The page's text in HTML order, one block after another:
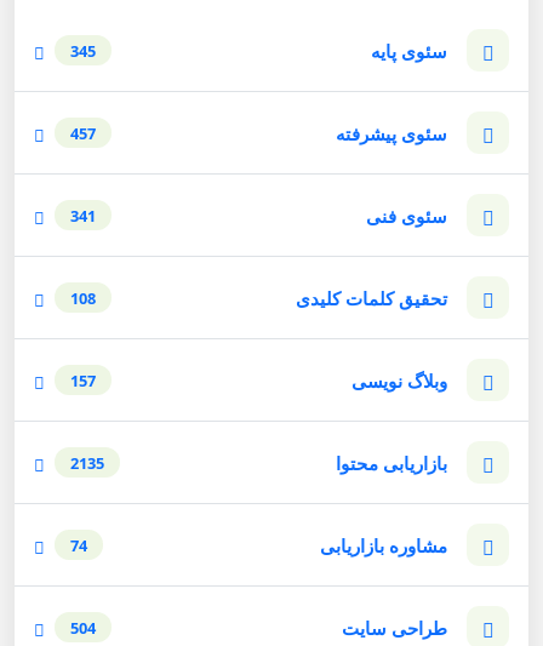
سئوی پایه 345
سئوی پیشرفته 457
سئوی فنی 341
تحقیق کلمات کلیدی 108
وبلاگ نویسی 157
بازاریابی محتوا 2135
مشاوره بازاریابی 74
طراحی سایت 504